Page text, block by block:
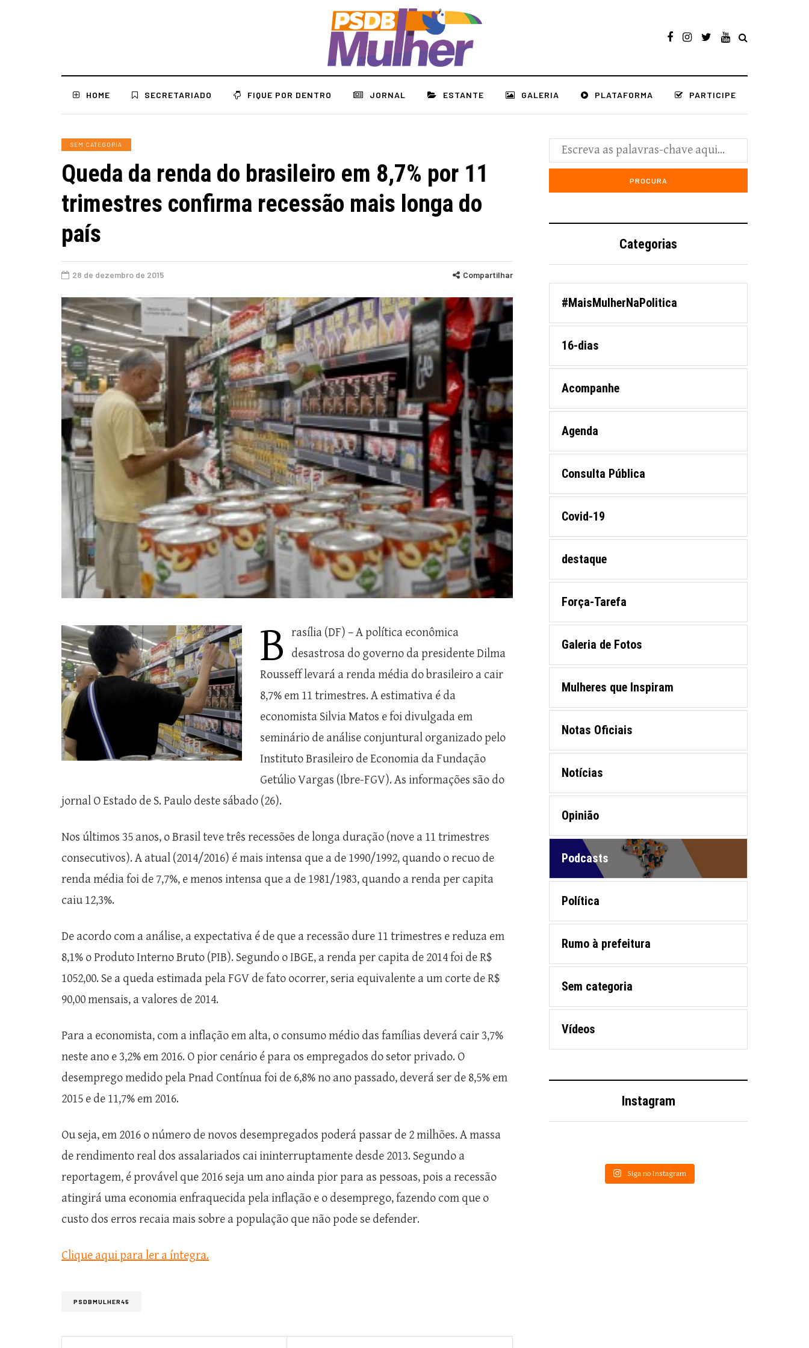
HOME SECRETARIADO FIQUE POR DENTRO JORNAL ESTANTE GALERIA PLATAFORMA PARTICIPE
SEM CATEGORIA
Queda da renda do brasileiro em 8,7% por 11
trimestres confirma recessão mais longa do
país
28 de dezembro de 2015 Compartilhar
B
rasília (DF) – A política econômica
desastrosa do governo da presidente Dilma
Rousseff levará a renda média do brasileiro a cair
8,7% em 11 trimestres. A estimativa é da
economista Silvia Matos e foi divulgada em
seminário de análise conjuntural organizado pelo
Instituto Brasileiro de Economia da Fundação
Getúlio Vargas (Ibre-FGV). As informações são do
jornal O Estado de S. Paulo deste sábado (26).
Nos últimos 35 anos, o Brasil teve três recessões de longa duração (nove a 11 trimestres
consecutivos). A atual (2014/2016) é mais intensa que a de 1990/1992, quando o recuo de
renda média foi de 7,7%, e menos intensa que a de 1981/1983, quando a renda per capita
caiu 12,3%.
De acordo com a análise, a expectativa é de que a recessão dure 11 trimestres e reduza em
8,1% o Produto Interno Bruto (PIB). Segundo o IBGE, a renda per capita de 2014 foi de R$
1052,00. Se a queda estimada pela FGV de fato ocorrer, seria equivalente a um corte de R$
90,00 mensais, a valores de 2014.
Para a economista, com a inflação em alta, o consumo médio das famílias deverá cair 3,7%
neste ano e 3,2% em 2016. O pior cenário é para os empregados do setor privado. O
desemprego medido pela Pnad Contínua foi de 6,8% no ano passado, deverá ser de 8,5% em
2015 e de 11,7% em 2016.
Ou seja, em 2016 o número de novos desempregados poderá passar de 2 milhões. A massa
de rendimento real dos assalariados cai ininterruptamente desde 2013. Segundo a
reportagem, é provável que 2016 seja um ano ainda pior para as pessoas, pois a recessão
atingirá uma economia enfraquecida pela inflação e o desemprego, fazendo com que o
custo dos erros recaia mais sobre a população que não pode se defender.
Clique aqui para ler a íntegra.
PSDBMULHER45
Categorias
#MaisMulherNaPolitica
16-dias
Acompanhe
Agenda
Consulta Pública
Covid-19
destaque
Força-Tarefa
Galeria de Fotos
Mulheres que Inspiram
Notas Oficiais
Notícias
Opinião
Podcasts
Política
Rumo à prefeitura
Sem categoria
Vídeos
Instagram
Siga no Instagram